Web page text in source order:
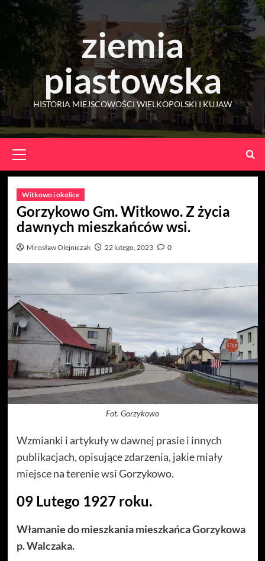
Skip
content
ziemia
piastowska
HISTORIA MIEJSCOWOŚCI WIELKOPOLSKI I KUJAW
Menu
Witkowo i okolice
Gorzykowo Gm. Witkowo. Z życia
dawnych mieszkańców wsi.
Mirosław Olejniczak 22 lutego, 2023 0
Fot. Gorzykowo
Wzmianki i artykuły w dawnej prasie i innych
publikacjach, opisujące zdarzenia, jakie miały
miejsce na terenie wsi Gorzykowo.
09 Lutego 1927 roku.
Włamanie do mieszkania mieszkańca Gorzykowa
p. Walczaka.